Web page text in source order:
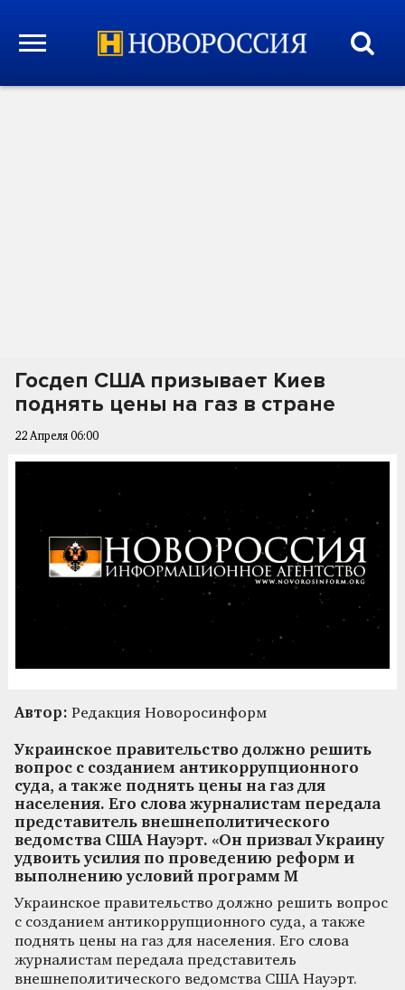
Госдеп США призывает Киев
поднять цены на газ в стране
22 Апреля 06:00
Автор: Редакция Новоросинформ
Украинское правительство должно решить
вопрос с созданием антикоррупционного
суда, а также поднять цены на газ для
населения. Его слова журналистам передала
представитель внешнеполитического
ведомства США Науэрт. «Он призвал Украину
удвоить усилия по проведению реформ и
выполнению условий программ М
Украинское правительство должно решить вопрос
с созданием антикоррупционного суда, а также
поднять цены на газ для населения. Его слова
журналистам передала представитель
внешнеполитического ведомства США Науэрт.